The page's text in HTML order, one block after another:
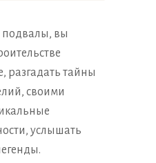
подвалы, вы
разгадать тайны
своими
услышать